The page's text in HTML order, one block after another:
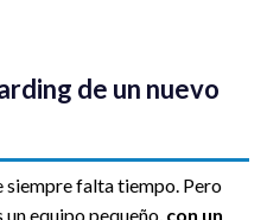
de un nuevo
siempre falta tiempo. Pero
un equipo pequeño, con un